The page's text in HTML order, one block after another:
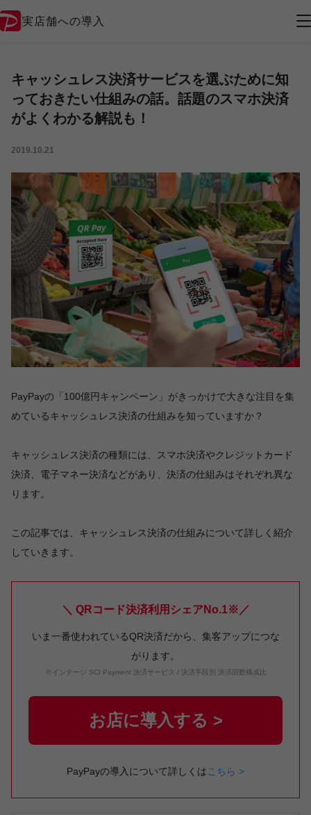
実店舗への導入
キャッシュレス決済サービスを選ぶために知
っておきたい仕組みの話。話題のスマホ決済
がよくわかる解説も！
2019.10.21
PayPayの「100億円キャンペーン」がきっかけで大きな注目を集
めているキャッシュレス決済の仕組みを知っていますか？
キャッシュレス決済の種類には、スマホ決済やクレジットカード
決済、電子マネー決済などがあり、決済の仕組みはそれぞれ異な
ります。
この記事では、キャッシュレス決済の仕組みについて詳しく紹介
していきます。
＼ QRコード決済利用シェアNo.1※／
いま一番使われているQR決済だから、集客アップにつな
がります。
※インテージ SCI Payment 決済サービス / 決済手段別 決済回数構成比
お店に導入する >
PayPayの導入について詳しくは こちら >